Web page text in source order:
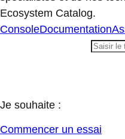
Ecosystem Catalog.
ConsoleDocumentation
Je souhaite :
Commencer un essai